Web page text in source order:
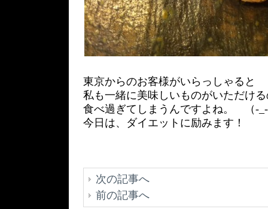
東京からのお客様がいらっしゃると
私も一緒に美味しいものがいただけ
食べ過ぎてしまうんですよね。 （-
今日は、ダイエットに励みます！
次の記事へ
前の記事へ